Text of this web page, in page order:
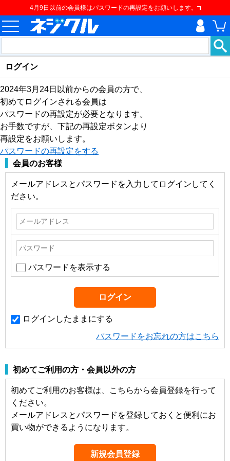
4月9日以前の会員様はパスワードの再設定をお願いします。
ログイン
2024年3月24日以前からの会員の方で、
初めてログインされる会員は
パスワードの再設定が必要となります。
お手数ですが、下記の再設定ボタンより
再設定をお願いします。
パスワードの再設定をする
会員のお客様
メールアドレスとパスワードを入力してログインしてく
ださい。
パスワードを表示する
ログインしたままにする
パスワードをお忘れの方はこちら
初めてご利用の方・会員以外の方
初めてご利用のお客様は、こちらから会員登録を行って
ください。
メールアドレスとパスワードを登録しておくと便利にお
買い物ができるようになります。